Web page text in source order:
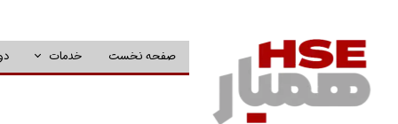
صفحه نخست خدمات